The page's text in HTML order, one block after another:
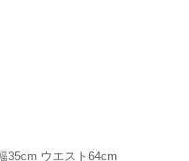
35cm ウエスト64cm